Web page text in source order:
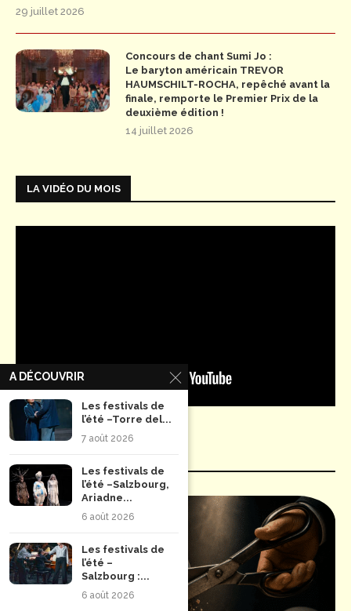
29 juillet 2026
Concours de chant Sumi Jo :
Le baryton américain TREVOR
HAUMSCHILT-ROCHA, repêché avant la
finale, remporte le Premier Prix de la
deuxième édition !
14 juillet 2026
LA VIDÉO DU MOIS
A DÉCOUVRIR
Les festivals de
l’été –Torre del...
7 août 2026
Les festivals de
l’été –Salzbourg,
Ariadne...
6 août 2026
Les festivals de
l’été –
Salzbourg :...
6 août 2026